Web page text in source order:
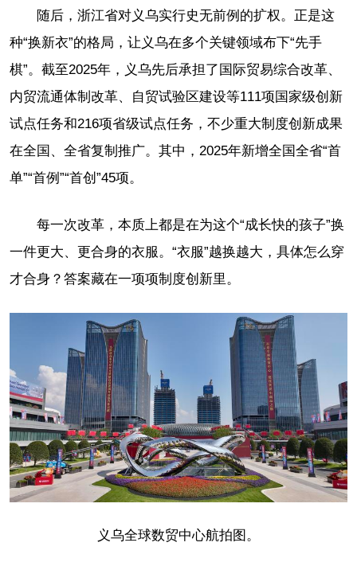
随后，浙江省对义乌实行史无前例的扩权。正是这
种“换新衣”的格局，让义乌在多个关键领域布下“先手
棋”。截至2025年，义乌先后承担了国际贸易综合改革、
内贸流通体制改革、自贸试验区建设等111项国家级创新
试点任务和216项省级试点任务，不少重大制度创新成果
在全国、全省复制推广。其中，2025年新增全国全省“首
单”“首例”“首创”45项。
每一次改革，本质上都是在为这个“成长快的孩子”换
一件更大、更合身的衣服。“衣服”越换越大，具体怎么穿
才合身？答案藏在一项项制度创新里。
义乌全球数贸中心航拍图。